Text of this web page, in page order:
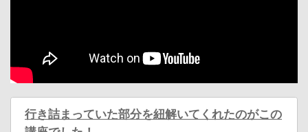
行き詰まっていた部分を紐解いてくれたのがこの